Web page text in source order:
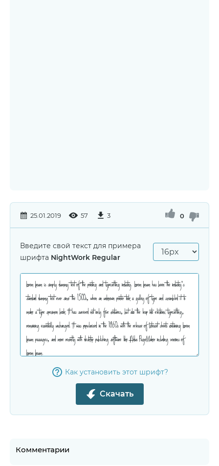
25.01.2019 57 3 0
Введите свой текст для примера
шрифта NightWork Regular
Как установить этот шрифт?
Скачать
Комментарии